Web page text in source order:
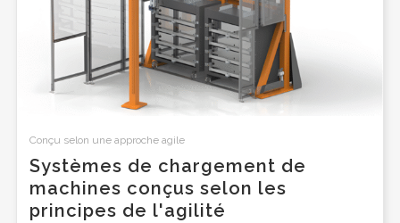
Conçu selon une approche agile
Systèmes de chargement de
machines conçus selon les
principes de l'agilité